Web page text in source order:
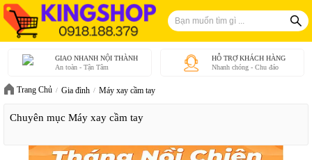
GIAO NHANH NỘI THÀNH
An toàn - Tận Tâm
HỖ TRỢ KHÁCH HÀNG
Nhanh chóng - Chu đáo
Trang Chủ Gia đình Máy xay cầm tay
Chuyên mục Máy xay cầm tay